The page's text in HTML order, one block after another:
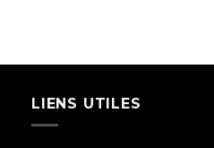
LIENS UTILES